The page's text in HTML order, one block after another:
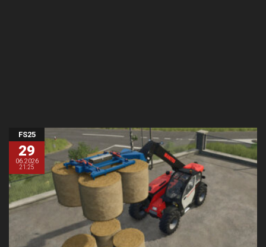
FS25
29
06.2026
21:25